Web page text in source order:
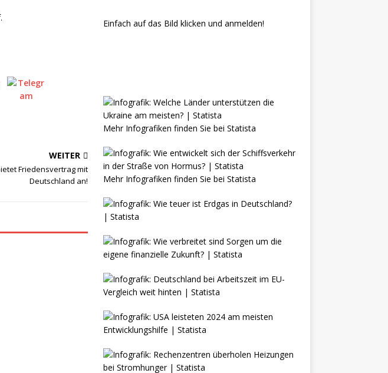
WEITER
Friedensvertrag mit
Deutschland an!
Einfach auf das Bild klicken und anmelden!
Mehr Infografiken finden Sie bei Statista
Mehr Infografiken finden Sie bei Statista